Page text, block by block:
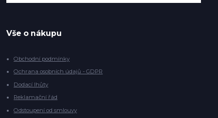
Vše o nákupu
Obchodní podmínky
Ochrana osobních údajů - GDPR
Dodací lhůty
Reklamační řád
Odstoupení od smlouvy